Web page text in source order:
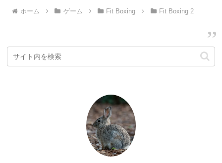
ホーム ゲーム Fit Boxing Fit Boxing 2